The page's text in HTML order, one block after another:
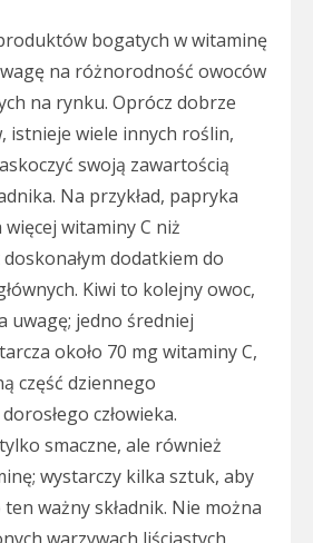
bogatych w witaminę
na różnorodność owoców
na rynku. Oprócz dobrze
istnieje wiele innych roślin,
swoją zawartością
Na przykład, papryka
witaminy C niż
dodatkiem do
Kiwi to kolejny owoc,
uwagę; jedno średniej
około 70 mg witaminy C,
część dziennego
człowieka.
smaczne, ale również
wystarczy kilka sztuk, aby
ważny składnik. Nie można